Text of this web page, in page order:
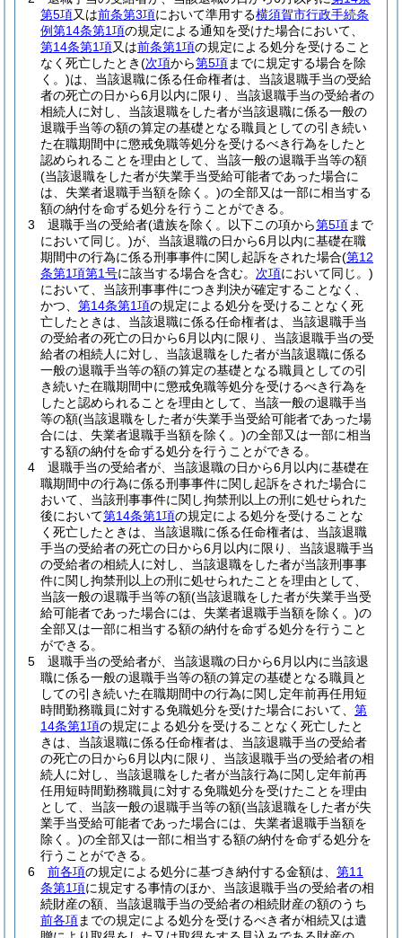
第5項又は前条第3項において準用する横須賀市行政手続条
例第14条第1項の規定による通知を受けた場合において、
第14条第1項又は前条第1項の規定による処分を受けること
なく死亡したとき(次項から第5項までに規定する場合を除
く。)は、当該退職に係る任命権者は、当該退職手当の受給
者の死亡の日から6月以内に限り、当該退職手当の受給者の
相続人に対し、当該退職をした者が当該退職に係る一般の
退職手当等の額の算定の基礎となる職員としての引き続い
た在職期間中に懲戒免職等処分を受けるべき行為をしたと
認められることを理由として、当該一般の退職手当等の額
(当該退職をした者が失業手当受給可能者であった場合に
は、失業者退職手当額を除く。)の全部又は一部に相当する
額の納付を命ずる処分を行うことができる。
3
退職手当の受給者(遺族を除く。以下この項から第5項まで
において同じ。)が、当該退職の日から6月以内に基礎在職
期間中の行為に係る刑事事件に関し起訴をされた場合(第12
条第1項第1号に該当する場合を含む。 次項において同じ。)
において、当該刑事事件につき判決が確定することなく、
かつ、 第14条第1項の規定による処分を受けることなく死
亡したときは、当該退職に係る任命権者は、当該退職手当
の受給者の死亡の日から6月以内に限り、当該退職手当の受
給者の相続人に対し、当該退職をした者が当該退職に係る
一般の退職手当等の額の算定の基礎となる職員としての引
き続いた在職期間中に懲戒免職等処分を受けるべき行為を
したと認められることを理由として、当該一般の退職手当
等の額(当該退職をした者が失業手当受給可能者であった場
合には、失業者退職手当額を除く。)の全部又は一部に相当
する額の納付を命ずる処分を行うことができる。
4
退職手当の受給者が、当該退職の日から6月以内に基礎在
職期間中の行為に係る刑事事件に関し起訴をされた場合に
おいて、当該刑事事件に関し拘禁刑以上の刑に処せられた
後において第14条第1項の規定による処分を受けることな
く死亡したときは、当該退職に係る任命権者は、当該退職
手当の受給者の死亡の日から6月以内に限り、当該退職手当
の受給者の相続人に対し、当該退職をした者が当該刑事事
件に関し拘禁刑以上の刑に処せられたことを理由として、
当該一般の退職手当等の額(当該退職をした者が失業手当受
給可能者であった場合には、失業者退職手当額を除く。)の
全部又は一部に相当する額の納付を命ずる処分を行うこと
ができる。
5
退職手当の受給者が、当該退職の日から6月以内に当該退
職に係る一般の退職手当等の額の算定の基礎となる職員と
しての引き続いた在職期間中の行為に関し定年前再任用短
時間勤務職員に対する免職処分を受けた場合において、 第
14条第1項の規定による処分を受けることなく死亡したと
きは、当該退職に係る任命権者は、当該退職手当の受給者
の死亡の日から6月以内に限り、当該退職手当の受給者の相
続人に対し、当該退職をした者が当該行為に関し定年前再
任用短時間勤務職員に対する免職処分を受けたことを理由
として、当該一般の退職手当等の額(当該退職をした者が失
業手当受給可能者であった場合には、失業者退職手当額を
除く。)の全部又は一部に相当する額の納付を命ずる処分を
行うことができる。
6
前各項の規定による処分に基づき納付する金額は、 第11
条第1項に規定する事情のほか、当該退職手当の受給者の相
続財産の額、当該退職手当の受給者の相続財産の額のうち
前各項までの規定による処分を受けるべき者が相続又は遺